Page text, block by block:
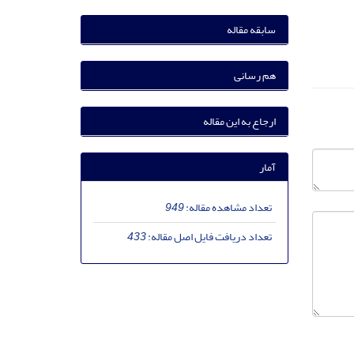
سابقه مقاله
هم رسانی
ارجاع به این مقاله
آمار
تعداد مشاهده مقاله:949
تعداد دریافت فایل اصل مقاله:433